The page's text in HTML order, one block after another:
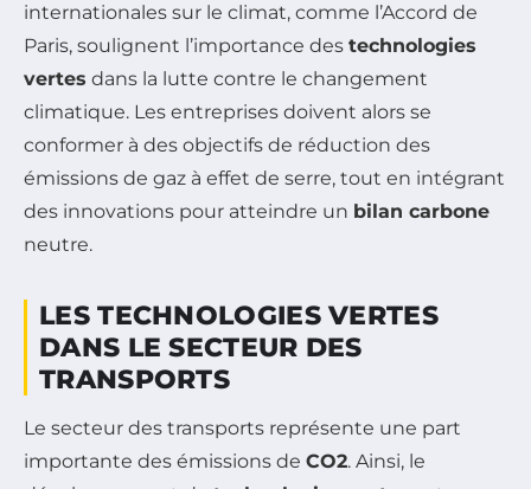
internationales sur le climat, comme l’Accord de
Paris, soulignent l’importance des technologies
vertes dans la lutte contre le changement
climatique. Les entreprises doivent alors se
conformer à des objectifs de réduction des
émissions de gaz à effet de serre, tout en intégrant
des innovations pour atteindre un bilan carbone
neutre.
LES TECHNOLOGIES VERTES
DANS LE SECTEUR DES
TRANSPORTS
Le secteur des transports représente une part
importante des émissions de CO2. Ainsi, le